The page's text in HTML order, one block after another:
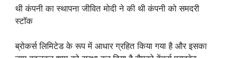
थी कंपनी का स्थापना जीवित मोदी ने की थी कंपनी को समदरी
स्टॉक
ब्रोकर्स लिमिटेड के रूप में आधार ग्रहित किया गया है और इसका